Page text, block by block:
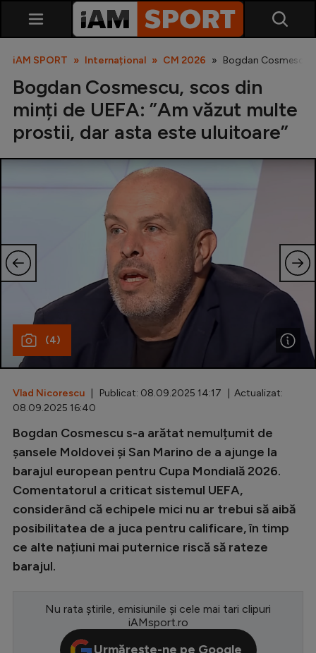
SuperLiga
Liga 2
Cupa României
Echipa Națională
U21
Fotbal feminin
Diverse
Inedit
Champions League
Europa League
Conference League
iAM SPORT Internațional CM 2026 Bogdan Cosmescu,
Bogdan Cosmescu, scos din
minți de UEFA: ”Am văzut multe
prostii, dar asta este uluitoare”
(4)
Vlad Nicorescu | Publicat: 08.09.2025 14:17 | Actualizat:
08.09.2025 16:40
Bogdan Cosmescu s-a arătat nemulțumit de
șansele Moldovei și San Marino de a ajunge la
barajul european pentru Cupa Mondială 2026.
Comentatorul a criticat sistemul UEFA,
considerând că echipele mici nu ar trebui să aibă
posibilitatea de a juca pentru calificare, în timp
ce alte națiuni mai puternice riscă să rateze
barajul.
Nu rata știrile, emisiunile și cele mai tari clipuri
iAMsport.ro
Urmărește-ne pe Google